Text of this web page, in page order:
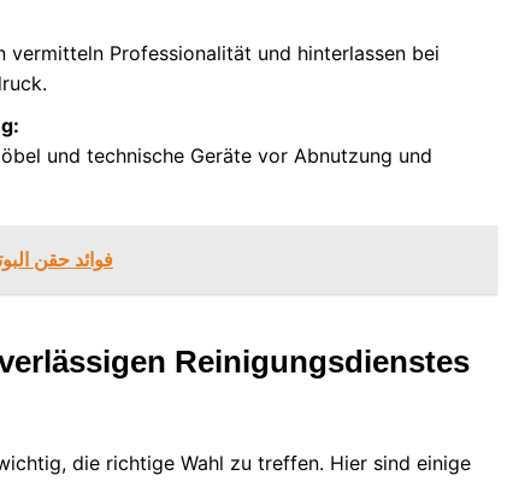
vermitteln Professionalität und hinterlassen bei
und technische Geräte vor Abnutzung und
فوائد حقن
Reinigungsdienstes
die richtige Wahl zu treffen. Hier sind einige